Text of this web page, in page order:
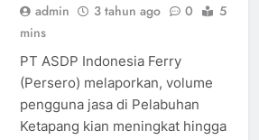
admin 3 tahun ago 0
5
mins
PT ASDP Indonesia Ferry
(Persero) melaporkan, volume
pengguna jasa di Pelabuhan
Ketapang kian meningkat hingga